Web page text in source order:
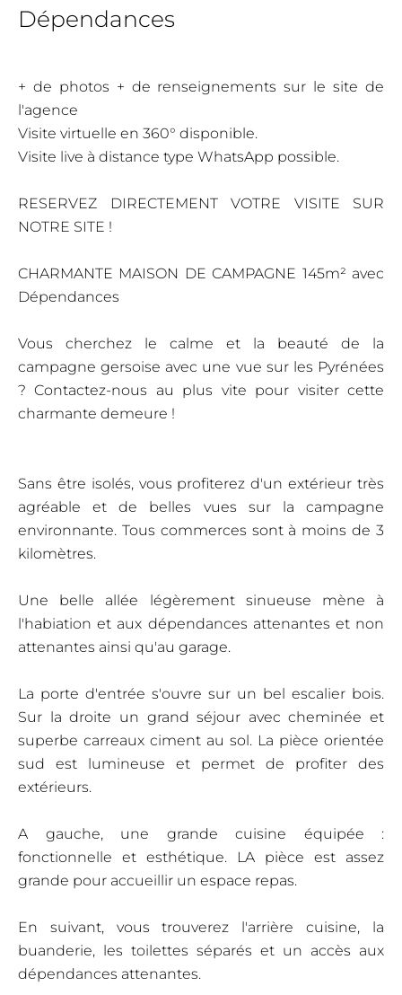
Dépendances
+ de photos + de renseignements sur le site de
l'agence
Visite virtuelle en 360° disponible.
Visite live à distance type WhatsApp possible.
RESERVEZ DIRECTEMENT VOTRE VISITE SUR
NOTRE SITE !
CHARMANTE MAISON DE CAMPAGNE 145m² avec
Dépendances
Vous cherchez le calme et la beauté de la
campagne gersoise avec une vue sur les Pyrénées
? Contactez-nous au plus vite pour visiter cette
charmante demeure !
Sans être isolés, vous profiterez d'un extérieur très
agréable et de belles vues sur la campagne
environnante. Tous commerces sont à moins de 3
kilomètres.
Une belle allée légèrement sinueuse mène à
l'habiation et aux dépendances attenantes et non
attenantes ainsi qu'au garage.
La porte d'entrée s'ouvre sur un bel escalier bois.
Sur la droite un grand séjour avec cheminée et
superbe carreaux ciment au sol. La pièce orientée
sud est lumineuse et permet de profiter des
extérieurs.
A gauche, une grande cuisine équipée :
fonctionnelle et esthétique. LA pièce est assez
grande pour accueillir un espace repas.
En suivant, vous trouverez l'arrière cuisine, la
buanderie, les toilettes séparés et un accès aux
dépendances attenantes.